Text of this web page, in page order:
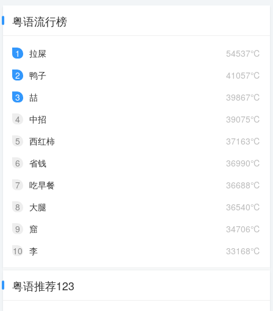
粤语流行榜
54537℃
1
拉屎
41057℃
2
鸭子
39867℃
3
喆
39075℃
4
中招
37163℃
5
西红柿
36990℃
6
省钱
36688℃
7
吃早餐
36540℃
8
大腿
34706℃
9
窟
33168℃
10 李
粤语推荐123